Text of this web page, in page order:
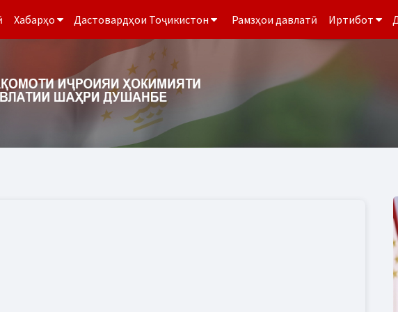
Хабарҳо Дастовардҳои Тоҷикистон Рамзҳои давлатӣ Иртибот